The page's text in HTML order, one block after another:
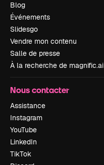
Blog
Événements
Slidesgo
Vendre mon contenu
Salle de presse
À la recherche de magnific.ai
Nous contacter
Assistance
Instagram
YouTube
LinkedIn
TikTok